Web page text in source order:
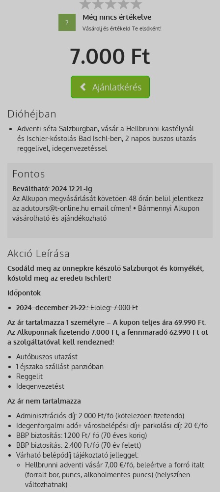
?
Még nincs értékelve
Vásárolj és értékeld Te elsőként!
7.000 Ft
Ajánlatkérés
Dióhéjban
Adventi séta Salzburgban, vásár a Hellbrunni-kastélynál
és Ischler-kóstolás Bad Ischl-ben, 2 napos buszos utazás
reggelivel, idegenvezetéssel
Fontos
Beváltható: 2024.12.21.-ig
Az Alkupon megvásárlását követően 48 órán belül jelentkezz
az adutours@t-online.hu email címen! • Bármennyi Alkupon
vásárolható és ajándékozható
Akció Leírása
Csodáld meg az ünnepkre készülő Salzburgot és környékét,
kóstold meg az eredeti Ischlert!
Időpontok
2024. december 21-22.: Előleg:7.000 Ft
Az ár tartalmazza 1 személyre – A kupon teljes ára 69.990 Ft.
Az Alkuponnak fizetendő 7.000 Ft, a fennmaradó 62.990 Ft-ot
a szolgáltatóval kell rendezned!
Autóbuszos utazást
1 éjszaka szállást panzióban
Reggelit
Idegenvezetést
Az ár nem tartalmazza
Adminisztrációs díj: 2.000 Ft/fő (kötelezően fizetendő)
Idegenforgalmi adó+ városbelépési díj+ parkolási díj: 20 €/fő
BBP biztosítás: 1.200 Ft/ fő (70 éves korig)
BBP biztosítás: 2.400 Ft/fő (70 év felett)
Várható belépődíj tájékoztató jelleggel:
Hellbrunni adventi vásár 7,00 €/fő, beleértve a forró italt
(forralt bor, puncs, alkoholmentes puncs) (helyszínen
változhatnak)